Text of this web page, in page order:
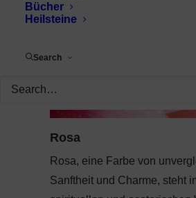
Bücher
Heilsteine
Search
Rosa
Rosa, eine Farbe von
Sanftheit und Charme, steht